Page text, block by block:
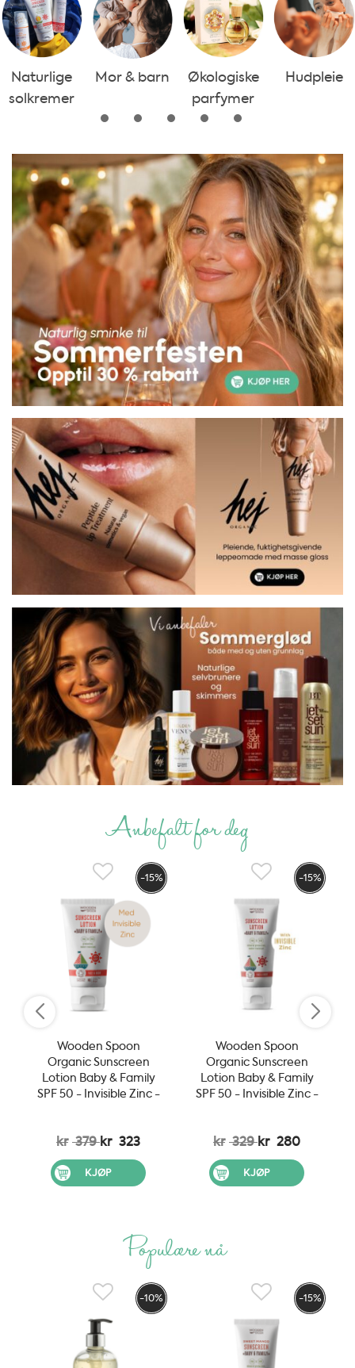
Naturlige
solkremer
Mor & barn
Økologiske
parfymer
Hudpleie
Anbefalt for deg
-15%
Wooden Spoon
Organic Sunscreen
Lotion Baby & Family
SPF 50 - Invisible Zinc -
kr 379 kr 323
KJØP
-15%
Wooden Spoon
Organic Sunscreen
Lotion Baby & Family
SPF 50 - Invisible Zinc -
kr 329 kr 280
KJØP
Populære nå
-10% -15%